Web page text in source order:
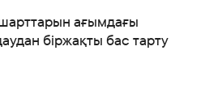
ағымдағы
біржақты бас тарту